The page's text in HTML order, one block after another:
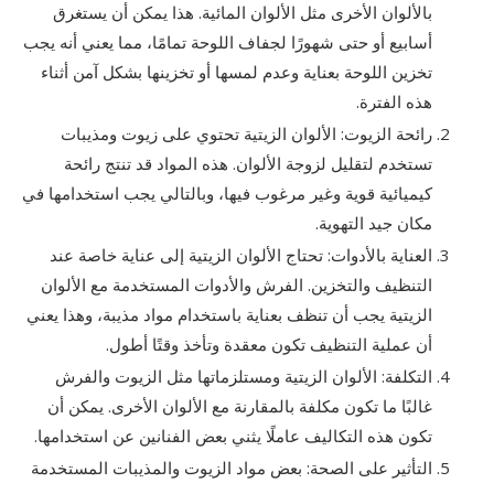
بالألوان الأخرى مثل الألوان المائية. هذا يمكن أن يستغرق
أسابيع أو حتى شهورًا لجفاف اللوحة تمامًا، مما يعني أنه يجب
تخزين اللوحة بعناية وعدم لمسها أو تخزينها بشكل آمن أثناء
هذه الفترة.
رائحة الزيوت: الألوان الزيتية تحتوي على زيوت ومذيبات
تستخدم لتقليل لزوجة الألوان. هذه المواد قد تنتج رائحة
كيميائية قوية وغير مرغوب فيها، وبالتالي يجب استخدامها في
مكان جيد التهوية.
العناية بالأدوات: تحتاج الألوان الزيتية إلى عناية خاصة عند
التنظيف والتخزين. الفرش والأدوات المستخدمة مع الألوان
الزيتية يجب أن تنظف بعناية باستخدام مواد مذيبة، وهذا يعني
أن عملية التنظيف تكون معقدة وتأخذ وقتًا أطول.
التكلفة: الألوان الزيتية ومستلزماتها مثل الزيوت والفرش
غالبًا ما تكون مكلفة بالمقارنة مع الألوان الأخرى. يمكن أن
تكون هذه التكاليف عاملًا يثني بعض الفنانين عن استخدامها.
التأثير على الصحة: بعض مواد الزيوت والمذيبات المستخدمة